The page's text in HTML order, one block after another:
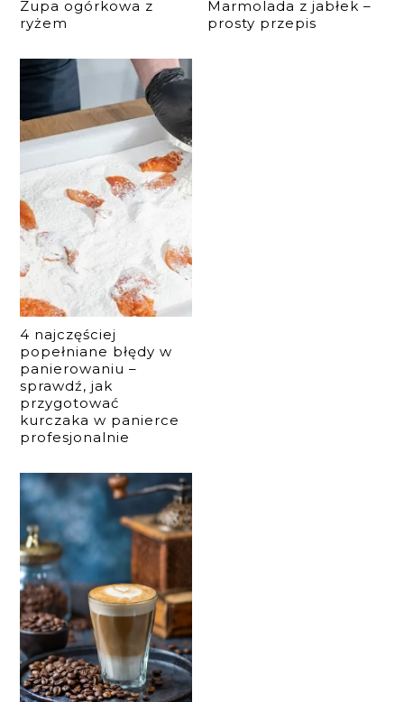
Zupa ogórkowa z
ryżem
Marmolada z jabłek –
prosty przepis
4 najczęściej
popełniane błędy w
panierowaniu –
sprawdź, jak
przygotować
kurczaka w panierce
profesjonalnie